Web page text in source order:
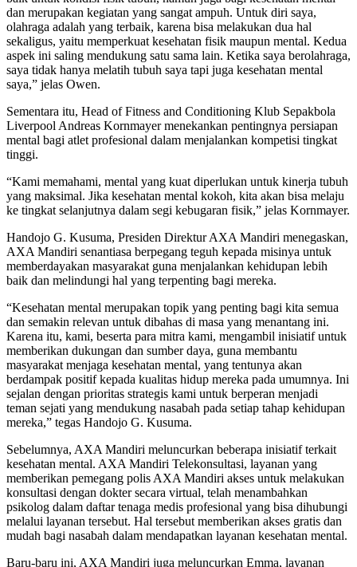
dan merupakan kegiatan yang sangat ampuh. Untuk diri saya,
olahraga adalah yang terbaik, karena bisa melakukan dua hal
sekaligus, yaitu memperkuat kesehatan fisik maupun mental. Kedua
aspek ini saling mendukung satu sama lain. Ketika saya berolahraga,
saya tidak hanya melatih tubuh saya tapi juga kesehatan mental
saya,” jelas Owen.
Sementara itu, Head of Fitness and Conditioning Klub Sepakbola
Liverpool Andreas Kornmayer menekankan pentingnya persiapan
mental bagi atlet profesional dalam menjalankan kompetisi tingkat
tinggi.
“Kami memahami, mental yang kuat diperlukan untuk kinerja tubuh
yang maksimal. Jika kesehatan mental kokoh, kita akan bisa melaju
ke tingkat selanjutnya dalam segi kebugaran fisik,” jelas Kornmayer.
Handojo G. Kusuma, Presiden Direktur AXA Mandiri menegaskan,
AXA Mandiri senantiasa berpegang teguh kepada misinya untuk
memberdayakan masyarakat guna menjalankan kehidupan lebih
baik dan melindungi hal yang terpenting bagi mereka.
“Kesehatan mental merupakan topik yang penting bagi kita semua
dan semakin relevan untuk dibahas di masa yang menantang ini.
Karena itu, kami, beserta para mitra kami, mengambil inisiatif untuk
memberikan dukungan dan sumber daya, guna membantu
masyarakat menjaga kesehatan mental, yang tentunya akan
berdampak positif kepada kualitas hidup mereka pada umumnya. Ini
sejalan dengan prioritas strategis kami untuk berperan menjadi
teman sejati yang mendukung nasabah pada setiap tahap kehidupan
mereka,” tegas Handojo G. Kusuma.
Sebelumnya, AXA Mandiri meluncurkan beberapa inisiatif terkait
kesehatan mental. AXA Mandiri Telekonsultasi, layanan yang
memberikan pemegang polis AXA Mandiri akses untuk melakukan
konsultasi dengan dokter secara virtual, telah menambahkan
psikolog dalam daftar tenaga medis profesional yang bisa dihubungi
melalui layanan tersebut. Hal tersebut memberikan akses gratis dan
mudah bagi nasabah dalam mendapatkan layanan kesehatan mental.
Baru-baru ini, AXA Mandiri juga meluncurkan Emma, layanan